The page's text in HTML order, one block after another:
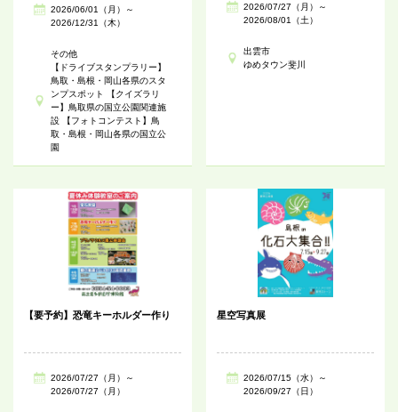
2026/06/01（月）～
2026/12/31（木）
その他
【ドライブスタンプラリー】
鳥取・島根・岡山各県のスタ
ンプスポット 【クイズラリ
ー】鳥取県の国立公園関連施
設 【フォトコンテスト】鳥
取・島根・岡山各県の国立公
園
2026/07/27（月）～
2026/08/01（土）
出雲市
ゆめタウン斐川
【要予約】恐竜キーホルダー作り
2026/07/27（月）～
2026/07/27（月）
星空写真展
2026/07/15（水）～
2026/09/27（日）